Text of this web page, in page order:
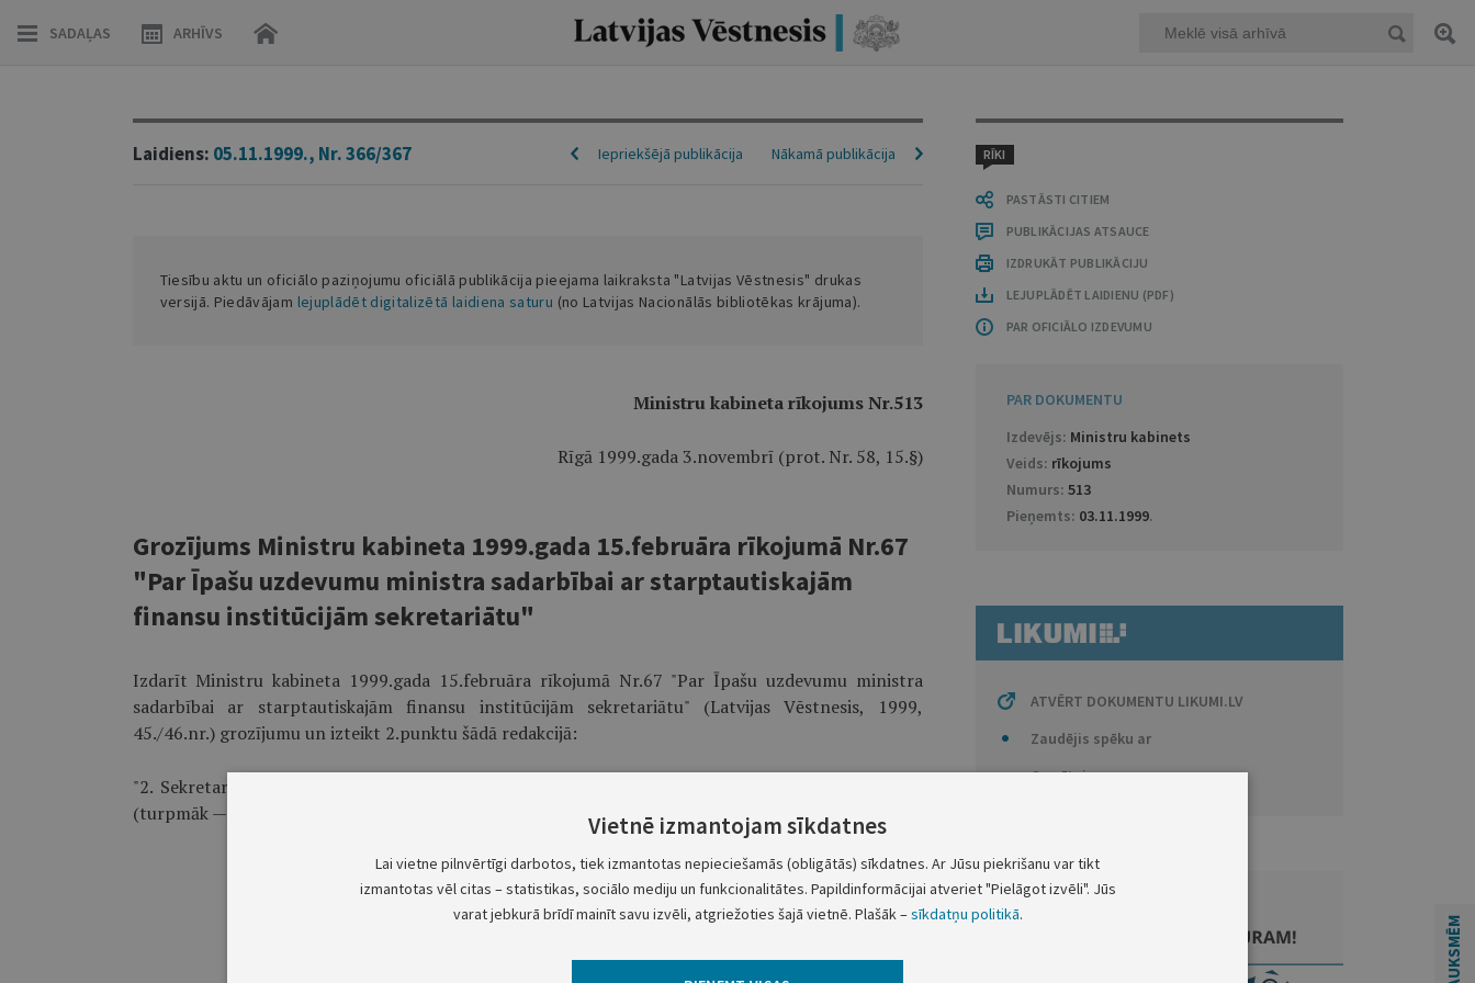
SADAĻAS ARHĪVS
RĪKI
PASTĀSTI CITIEM
PUBLIKĀCIJAS ATSAUCE
IZDRUKĀT PUBLIKĀCIJU
LEJUPLĀDĒT LAIDIENU (PDF)
PAR OFICIĀLO IZDEVUMU
PAR DOKUMENTU
Izdevējs: Ministru kabinets
Veids: rīkojums
Numurs: 513
Pieņemts: 03.11.1999.
ATVĒRT DOKUMENTU LIKUMI.LV
Zaudējis spēku ar
Grozītais
Laidiens: 05.11.1999., Nr. 366/367 Nākamā publikācija
Iepriekšējā publikācija
Tiesību aktu un oficiālo paziņojumu oficiālā publikācija pieejama laikraksta "Latvijas Vēstnesis" drukas
versijā. Piedāvājam lejuplādēt digitalizētā laidiena saturu (no Latvijas Nacionālās bibliotēkas krājuma).
Ministru kabineta rīkojums Nr.513
Rīgā 1999.gada 3.novembrī (prot. Nr. 58, 15.§)
Grozījums Ministru kabineta 1999.gada 15.februāra rīkojumā Nr.67
"Par Īpašu uzdevumu ministra sadarbībai ar starptautiskajām
finansu institūcijām sekretariātu"
Izdarīt Ministru kabineta 1999.gada 15.februāra rīkojumā Nr.67 "Par Īpašu uzdevumu ministra
sadarbībai ar starptautiskajām finansu institūcijām sekretariātu" (Latvijas Vēstnesis, 1999,
45./46.nr.) grozījumu un izteikt 2.punktu šādā redakcijā:
"2. Sekretariāts ir īpašu uzdevumu ministra sadarbībai ar starptautiskajām finansu institūcijām
(turpmāk — ministrs) pakļautībā."
Ministru prezidents A.Šķēle
Īpašu uzdevumu ministrs sadarbībai ar starptautiskajām finansu institūcijām R.Zīle
Vietnē izmantojam sīkdatnes
Lai vietne pilnvērtīgi darbotos, tiek izmantotas nepieciešamās (obligātās) sīkdatnes. Ar Jūsu piekrišanu var tikt
izmantotas vēl citas – statistikas, sociālo mediju un funkcionalitātes. Papildinformācijai atveriet "Pielāgot izvēli". Jūs
varat jebkurā brīdī mainīt savu izvēli, atgriežoties šajā vietnē. Plašāk –sīkdatņu politikā.